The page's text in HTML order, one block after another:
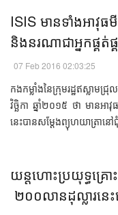
​ISIS ​មាន​ទាំង​អាវុ
និង​នរណា​ជា​អ្នក​ផ្គត់ផ្
07 Feb 2016 02:03:25
កង​កម្លាំង​នៃ​ក្រុម​រដ្ឋ​​ឥស្លា
វិច្ឆិកា​ ​ឆ្នាំ​២០១៥​ ថា​ ​មាន​អ
នេះ​បាន​​សម្ដែង​ព្យុហយាត្រា​នៅ​
យន្តហោះ​ប្រយុទ្ធ​​​គ្រ
២០០​លាន​ដុល្លារ​ន